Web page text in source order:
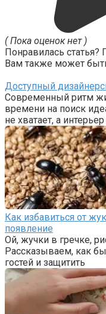
( Пока оценок нет )
Понравилась статья?
Вам также может
Доступный
Современный ритм
времени на поиск
не хватает, а
Как избавиться от
появление
Ой, жучки в гречке,
Рассказываем, как
гостей и защитить